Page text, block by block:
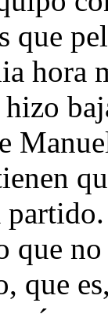
que
hora
que
que